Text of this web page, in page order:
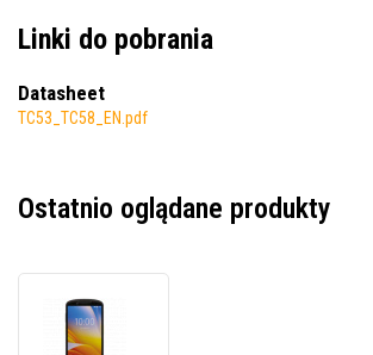
Linki do pobrania
Datasheet
TC53_TC58_EN.pdf
Ostatnio oglądane produkty